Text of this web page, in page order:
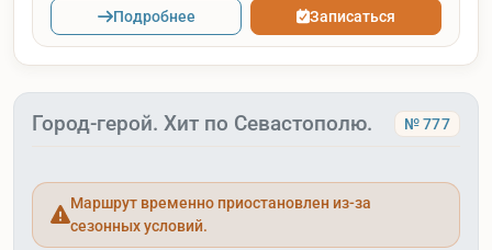
Подробнее Записаться
Город-герой. Хит по Севастополю. № 777
Маршрут временно приостановлен из-за
сезонных условий.